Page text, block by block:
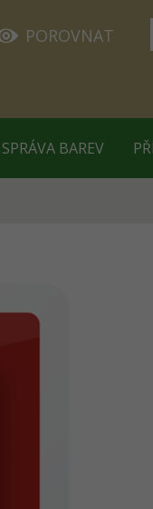
POROVNAT
SPRÁVA BAREV